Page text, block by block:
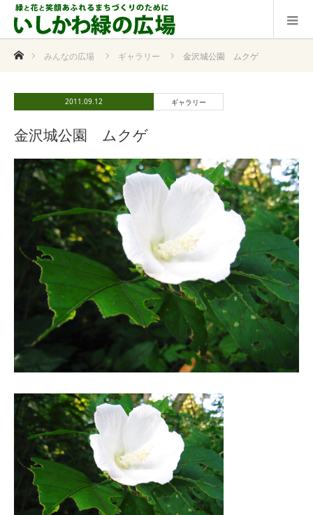
ホームみんなの広場 ギャラリー 金沢城公園 ムクゲ
2011.09.12 ギャラリー
金沢城公園 ムクゲ